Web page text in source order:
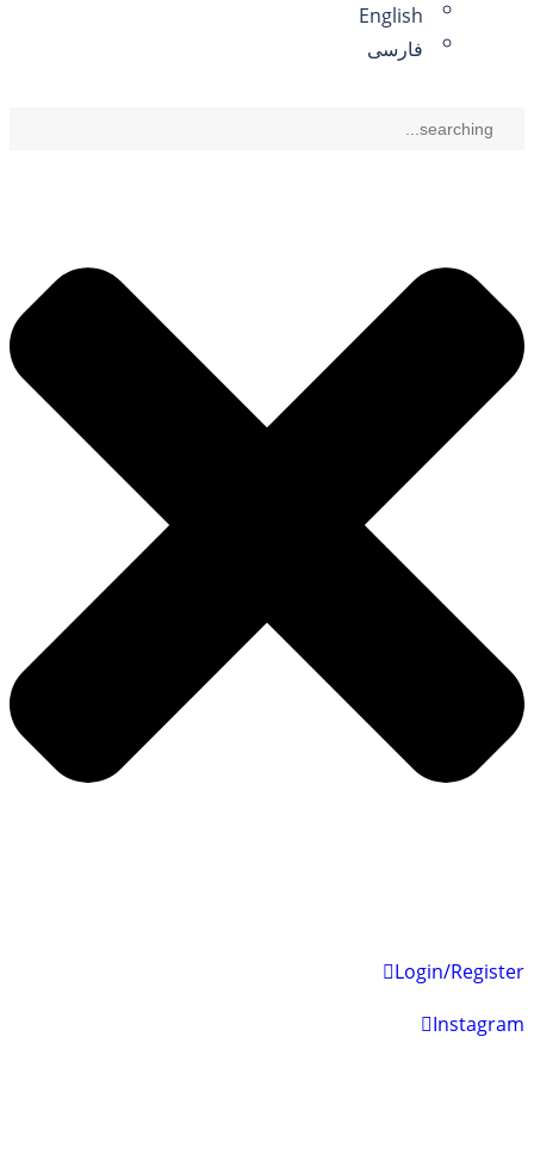
English
فارسی
Login/Register
Instagram